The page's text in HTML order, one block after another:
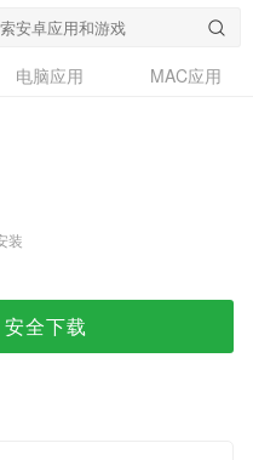
电脑应用
MAC应用
装
安全下载